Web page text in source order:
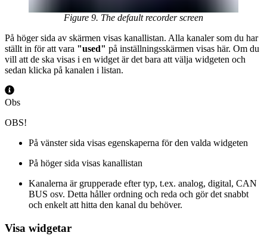
Figure 9. The default recorder screen
På höger sida av skärmen visas kanallistan. Alla kanaler som du har
ställt in för att vara "used" på inställningsskärmen visas här. Om du
vill att de ska visas i en widget är det bara att välja widgeten och
sedan klicka på kanalen i listan.
Obs
OBS!
På vänster sida visas egenskaperna för den valda widgeten
På höger sida visas kanallistan
Kanalerna är grupperade efter typ, t.ex. analog, digital, CAN
BUS osv. Detta håller ordning och reda och gör det snabbt
och enkelt att hitta den kanal du behöver.
Visa widgetar